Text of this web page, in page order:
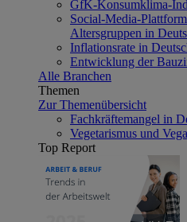
GfK-Konsumklima-
Social-Media-
Altersgruppen in
Inflationsrate in
Entwicklung der
Alle Branchen
Themen
Zur Themenübersicht
Fachkräftemangel in
Vegetarismus und
Top Report